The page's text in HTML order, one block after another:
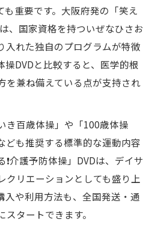
も重要です。大阪府発の「笑え
、国家資格を持ついぜなひさお
入れた独自のプログラムが特徴
操DVDと比較すると、医学的根
を兼ね備えている点が支持され
き百歳体操」や「100歳体操
ども推奨する標準的な運動内容
介護予防体操」DVDは、デイサ
クリエーションとしても盛り上
入や利用方法も、全国発送・通
タートできます。